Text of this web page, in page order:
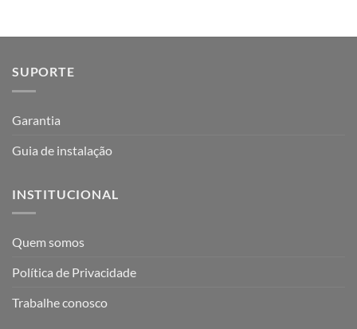
SUPORTE
Garantia
Guia de instalação
INSTITUCIONAL
Quem somos
Política de Privacidade
Trabalhe conosco